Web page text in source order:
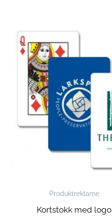
Produktreklame
Kortstokk med logo